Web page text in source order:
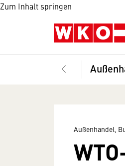
Zum Inhalt springen
Außenhandel,